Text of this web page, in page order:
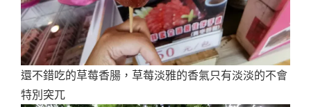
還不錯吃的草莓香腸，草莓淡雅的香氣只有淡淡的不會
特別突兀